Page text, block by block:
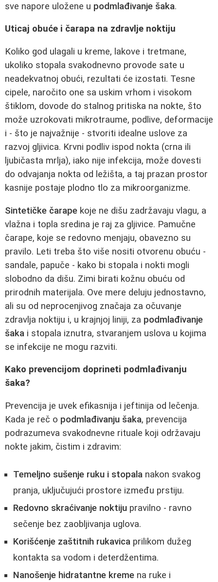
sve napore uložene u podmlađivanje šaka.
Uticaj obuće i čarapa na zdravlje noktiju
Koliko god ulagali u kreme, lakove i tretmane,
ukoliko stopala svakodnevno provode sate u
neadekvatnoj obući, rezultati će izostati. Tesne
cipele, naročito one sa uskim vrhom i visokom
štiklom, dovode do stalnog pritiska na nokte, što
može uzrokovati mikrotraume, podlive, deformacije
i - što je najvažnije - stvoriti idealne uslove za
razvoj gljivica. Krvni podliv ispod nokta (crna ili
ljubičasta mrlja), iako nije infekcija, može dovesti
do odvajanja nokta od ležišta, a taj prazan prostor
kasnije postaje plodno tlo za mikroorganizme.
Sintetičke čarape koje ne dišu zadržavaju vlagu, a
vlažna i topla sredina je raj za gljivice. Pamučne
čarape, koje se redovno menjaju, obavezno su
pravilo. Leti treba što više nositi otvorenu obuću -
sandale, papuče - kako bi stopala i nokti mogli
slobodno da dišu. Zimi birati kožnu obuću od
prirodnih materijala. Ove mere deluju jednostavno,
ali su od neprocenjivog značaja za očuvanje
zdravlja noktiju i, u krajnjoj liniji, za podmlađivanje
šaka i stopala iznutra, stvaranjem uslova u kojima
se infekcije ne mogu razviti.
Kako prevencijom doprineti podmlađivanju
šaka?
Prevencija je uvek efikasnija i jeftinija od lečenja.
Kada je reč o podmlađivanju šaka, prevencija
podrazumeva svakodnevne rituale koji održavaju
nokte jakim, čistim i zdravim:
Temeljno sušenje ruku i stopala nakon svakog
pranja, uključujući prostore između prstiju.
Redovno skraćivanje noktiju pravilno - ravno
sečenje bez zaobljivanja uglova.
Korišćenje zaštitnih rukavica prilikom dužeg
kontakta sa vodom i deterdžentima.
Nanošenje hidratantne kreme na ruke i